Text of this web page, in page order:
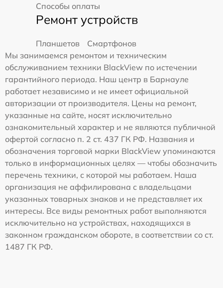
Способы оплаты
Ремонт устройств
Планшетов
Смартфонов
Мы занимаемся ремонтом и техническим
обслуживанием техники BlackView по истечении
гарантийного периода. Наш центр в Барнауле
работает независимо и не имеет официальной
авторизации от производителя. Цены на ремонт,
указанные на сайте, носят исключительно
ознакомительный характер и не являются публичной
офертой согласно п. 2 ст. 437 ГК РФ. Названия и
обозначения торговой марки BlackView упоминаются
только в информационных целях — чтобы обозначить
перечень техники, с которой мы работаем. Наша
организация не аффилирована с владельцами
указанных товарных знаков и не представляет их
интересы. Все виды ремонтных работ выполняются
исключительно на устройствах, находящихся в
законном гражданском обороте, в соответствии со ст.
1487 ГК РФ.